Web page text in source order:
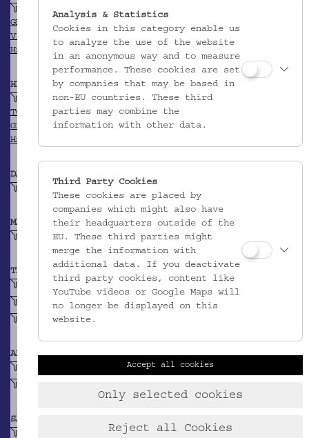
Universitätsbibliothek Graz
GND
VIAF
HSA-Thesaurus
HERKUNFT
Chiari
TGN
GEONAMES
HSA-Thesaurus
DATIERUNG
MATERIAL
Laubholz
TECHNIK
gedrechselt (Holz)
geschnitzt (Holz)
bemalt (Holz)
ABBILDUNG
SAMMLUNG
Schuchardt, Hugo: Belegsammlung zur
Analysis & Statistics
Cookies in this category enable us
to analyze the use of the website
in an anonymous way and to measure
performance. These cookies are set
by companies that may be based in
non-EU countries. These third
parties may combine the
information with other data.
Third Party Cookies
These cookies are placed by
companies which might also have
their headquarters outside of the
EU. These third parties might
merge the information with
additional data. If you deactivate
third party cookies, content like
YouTube videos or Google Maps will
no longer be displayed on this
website.
Accept all cookies
Only selected cookies
Reject all Cookies